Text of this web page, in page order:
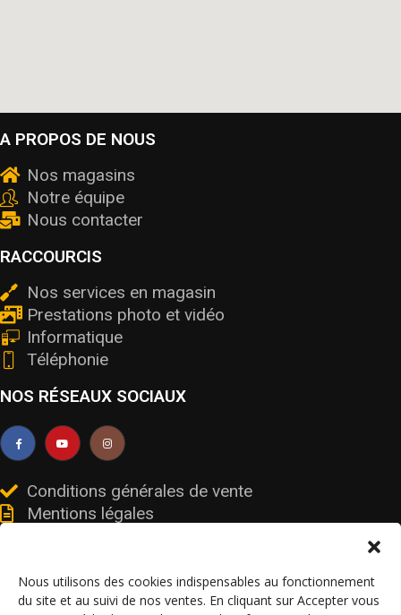
Nous utilisons des cookies indispensables au fonctionnement
du site et au suivi de nos ventes. En cliquant sur Accepter vous
A PROPOS DE NOUS
Nos magasins
Notre équipe
Nous contacter
RACCOURCIS
Nos services en magasin
Prestations photo et vidéo
Informatique
Téléphonie
NOS RÉSEAUX SOCIAUX
Conditions générales de vente
Mentions légales